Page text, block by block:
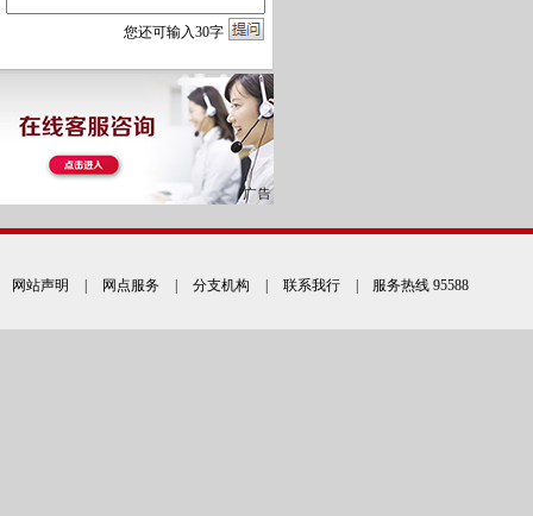
您还可输入30字
网站声明 网点服务 分支机构 联系我行 | 服务热线 95588